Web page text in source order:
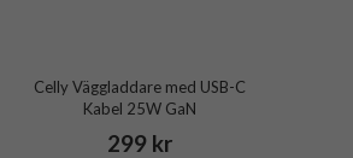
Celly Väggladdare med USB-C
Kabel 25W GaN
299 kr